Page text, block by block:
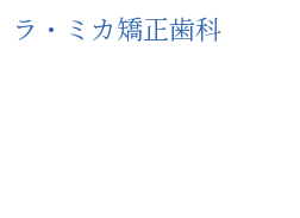
ラ・ミカ矯正歯科